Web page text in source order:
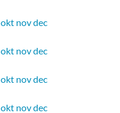
okt novdec
okt novdec
okt novdec
okt novdec